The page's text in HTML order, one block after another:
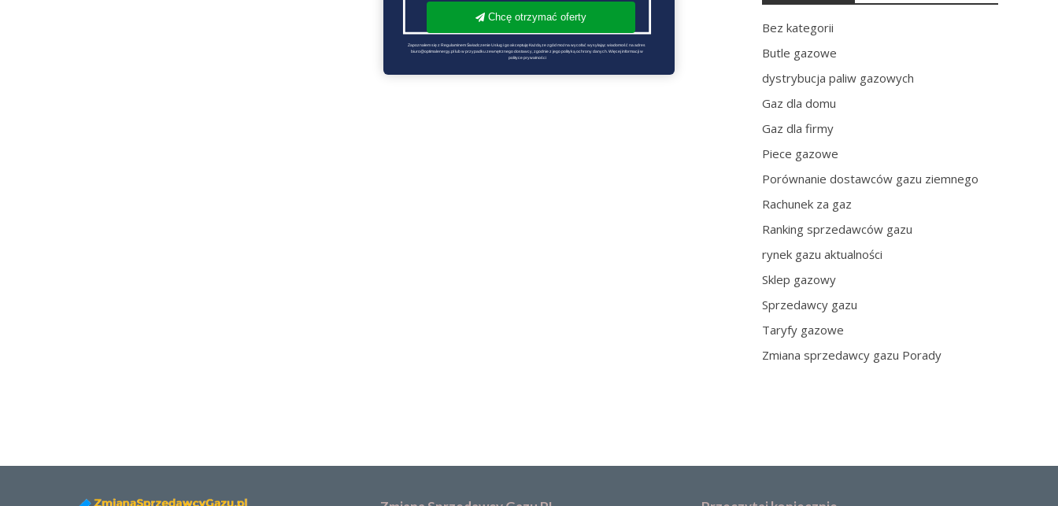
Bez kategorii
Butle gazowe
dystrybucja paliw gazowych
Gaz dla domu
Gaz dla firmy
Piece gazowe
Porównanie dostawców gazu ziemnego
Rachunek za gaz
Ranking sprzedawców gazu
rynek gazu aktualności
Sklep gazowy
Sprzedawcy gazu
Taryfy gazowe
Zmiana sprzedawcy gazu Porady
Chcę otrzymać oferty
Zapoznałem się z Regulaminem Świadczenie Usług i go akceptuję Każdą ze zgód można wycofać wysyłając wiadomość na adres
biuro@optimalenergy.pl lub w przypadku zewnętrznego dostawcy, zgodnie z jego polityką ochrony danych. Więcej informacji w
polityce prywatności